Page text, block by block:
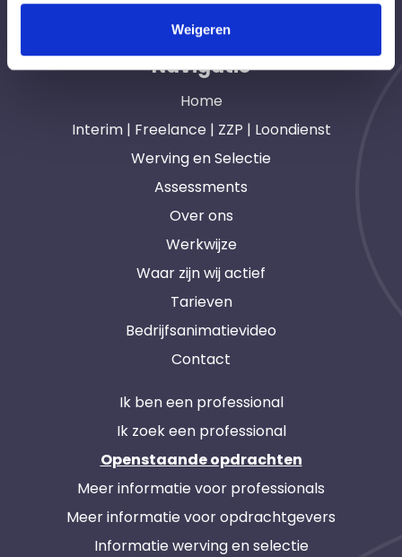
Weigeren
professionals in heel Nederland. Ook loondienst.
Navigatie
Home
Interim | Freelance | ZZP | Loondienst
Werving en Selectie
Assessments
Over ons
Werkwijze
Waar zijn wij actief
Tarieven
Bedrijfsanimatievideo
Contact
Ik ben een professional
Ik zoek een professional
Openstaande opdrachten
Meer informatie voor professionals
Meer informatie voor opdrachtgevers
Informatie werving en selectie